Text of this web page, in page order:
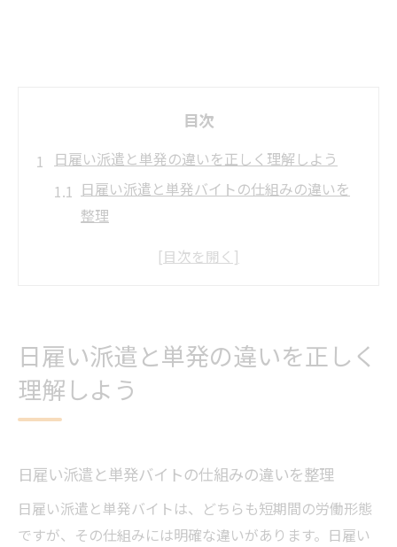
目次
日雇い派遣と単発の違いを正しく理解しよう
日雇い派遣と単発バイトの仕組みの違いを
整理
日雇いにおける派遣と直接雇用の比較ポイ
日雇い派遣と単発の違いから考える法的条
業務管理で押さえたい日雇い労働の条件
日雇いの業務管理で必須となる労働条件の
基礎
日雇い派遣と単発の違いを正しく
理解しよう
日雇い派遣と単発バイトの仕組みの違いを整理
日雇い派遣と単発バイトは、どちらも短期間の労働形態
ですが、その仕組みには明確な違いがあります。日雇い